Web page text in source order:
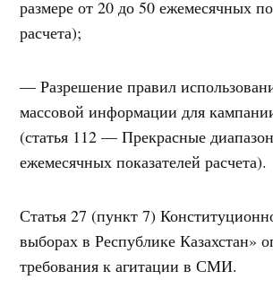
размере от 20 до 50 ежемесячных
расчета);
— Разрешение правил
массовой информации для
(статья 112 — Прекрасные
ежемесячных показателей расчета).
Статья 27 (пункт 7)
выборах в Республике Казахстан»
требования к агитации в СМИ.